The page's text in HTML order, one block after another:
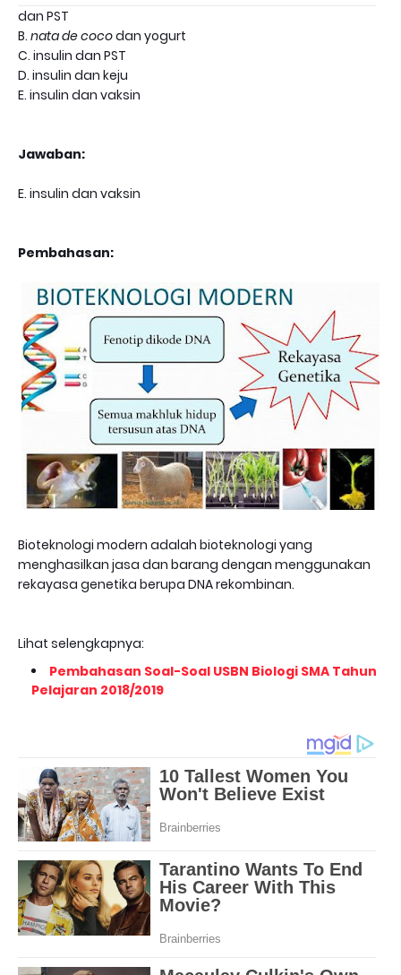
dan PST
B. nata de cocodan yogurt
C. insulin dan PST
D. insulin dan keju
E. insulin dan vaksin
Jawaban:
E. insulin dan vaksin
Pembahasan:
Bioteknologi modern adalah bioteknologi yang
menghasilkan jasa dan barang dengan menggunakan
rekayasa genetika berupa DNA rekombinan.
Lihat selengkapnya:
Pembahasan Soal-Soal USBN Biologi SMA Tahun
Pelajaran 2018/2019